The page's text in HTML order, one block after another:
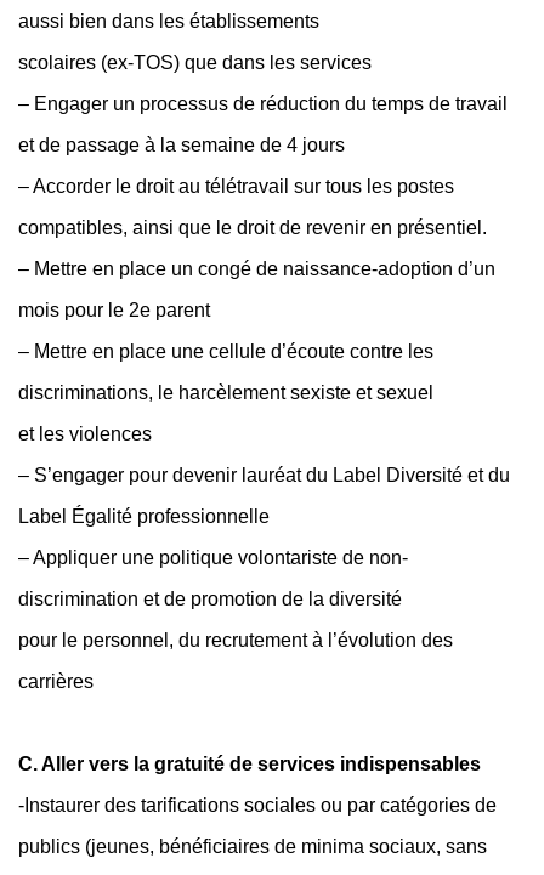
aussi bien dans les établissements
scolaires (ex-TOS) que dans les services
– Engager un processus de réduction du temps de travail
et de passage à la semaine de 4 jours
– Accorder le droit au télétravail sur tous les postes
compatibles, ainsi que le droit de revenir en présentiel.
– Mettre en place un congé de naissance-adoption d’un
mois pour le 2e parent
– Mettre en place une cellule d’écoute contre les
discriminations, le harcèlement sexiste et sexuel
et les violences
– S’engager pour devenir lauréat du Label Diversité et du
Label Égalité professionnelle
– Appliquer une politique volontariste de non-
discrimination et de promotion de la diversité
pour le personnel, du recrutement à l’évolution des
carrières
C. Aller vers la gratuité de services indispensables
-Instaurer des tarifications sociales ou par catégories de
publics (jeunes, bénéficiaires de minima sociaux, sans